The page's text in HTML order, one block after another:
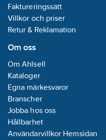
Faktureringssätt
Villkor och priser
Retur & Reklamation
Om oss
Om Ahlsell
Kataloger
Egna märkesvaror
Branscher
Jobba hos oss
Hållbarhet
Användarvillkor Hemsidan